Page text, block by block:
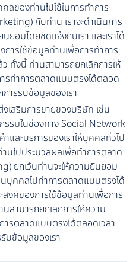
ของท่านไปใช้ในการทำการ
กับท่าน เราจะดำเนินการ
ยอมโดยชัดแจ้งกับเรา และเราได้
ารใช้ข้อมูลท่านเพื่อการทำการ
ทั้งนี้ ท่านสามารถยกเลิกการให้
รทำการตลาดแบบตรงได้ตลอด
การรับข้อมูลของเรา
เสริมการขายของบริษัท เช่น
รรมในช่องทาง Social Network
และบริการของเราให้บุคคลทั่วไป
นไปประมวลผลเพื่อทำการตลาด
ยกเว้นท่านจะให้ความยินยอม
บุคคลไปทำการตลาดแบบตรงได้
สงค์ของการใช้ข้อมูลท่านเพื่อการ
สามารถยกเลิกการให้ความ
ารตลาดแบบตรงได้ตลอดเวลา
บข้อมูลของเรา